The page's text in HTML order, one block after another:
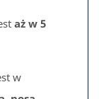
aż w 5
w